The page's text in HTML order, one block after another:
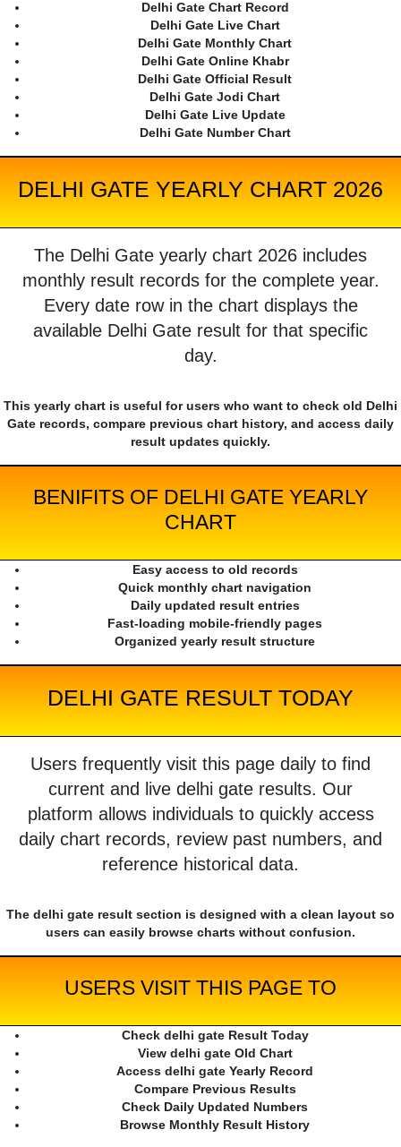
Delhi Gate Chart Record
Delhi Gate Live Chart
Delhi Gate Monthly Chart
Delhi Gate Online Khabr
Delhi Gate Official Result
Delhi Gate Jodi Chart
Delhi Gate Live Update
Delhi Gate Number Chart
DELHI GATE YEARLY CHART 2026
The Delhi Gate yearly chart 2026 includes
monthly result records for the complete year.
Every date row in the chart displays the
available Delhi Gate result for that specific
day.
This yearly chart is useful for users who want to check old Delhi
Gate records, compare previous chart history, and access daily
result updates quickly.
BENIFITS OF DELHI GATE YEARLY
CHART
Easy access to old records
Quick monthly chart navigation
Daily updated result entries
Fast-loading mobile-friendly pages
Organized yearly result structure
DELHI GATE RESULT TODAY
Users frequently visit this page daily to find
current and live delhi gate results. Our
platform allows individuals to quickly access
daily chart records, review past numbers, and
reference historical data.
The delhi gate result section is designed with a clean layout so
users can easily browse charts without confusion.
USERS VISIT THIS PAGE TO
Check delhi gate Result Today
View delhi gate Old Chart
Access delhi gate Yearly Record
Compare Previous Results
Check Daily Updated Numbers
Browse Monthly Result History